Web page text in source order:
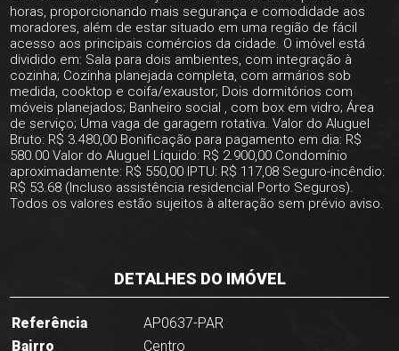
horas, proporcionando mais segurança e comodidade aos
moradores, além de estar situado em uma região de fácil
acesso aos principais comércios da cidade. O imóvel está
dividido em: Sala para dois ambientes, com integração à
cozinha; Cozinha planejada completa, com armários sob
medida, cooktop e coifa/exaustor; Dois dormitórios com
móveis planejados; Banheiro social , com box em vidro; Área
de serviço; Uma vaga de garagem rotativa. Valor do Aluguel
Bruto: R$ 3.480,00 Bonificação para pagamento em dia: R$
580.00 Valor do Aluguel Líquido: R$ 2.900,00 Condomínio
aproximadamente: R$ 550,00 IPTU: R$ 117,08 Seguro-incêndio:
R$ 53.68 (Incluso assistência residencial Porto Seguros).
Todos os valores estão sujeitos à alteração sem prévio aviso.
DETALHES DO IMÓVEL
Referência
AP0637-PAR
Bairro
Centro